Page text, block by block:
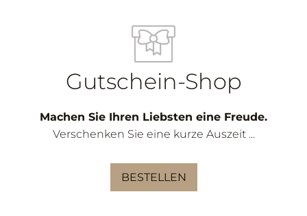
Gutschein-Shop
Machen Sie Ihren Liebsten eine Freude.
Verschenken Sie eine kurze Auszeit ...
BESTELLEN